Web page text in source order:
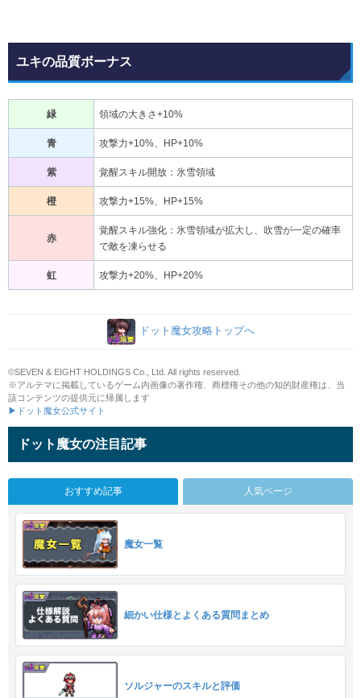
ユキの品質ボーナス
緑 領域の大きさ+10%
青 攻撃力+10%、HP+10%
紫 覚醒スキル開放：氷雪領域
橙 攻撃力+15%、HP+15%
赤
覚醒スキル強化：氷雪領域が拡大し、吹雪が一定の確率
で敵を凍らせる
虹 攻撃力+20%、HP+20%
ドット魔女攻略トップへ
©SEVEN & EIGHT HOLDINGS Co., Ltd. All rights reserved.
※アルテマに掲載しているゲーム内画像の著作権、商標権その他の知的財産権は、当
該コンテンツの提供元に帰属します
▶ドット魔女公式サイト
ドット魔女の注目記事
おすすめ記事 人気ページ
魔女一覧
細かい仕様とよくある質問まとめ
ソルジャーのスキルと評価